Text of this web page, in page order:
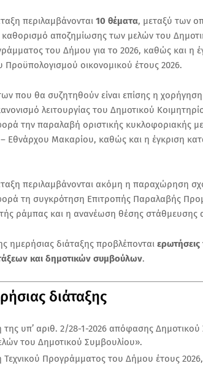
περιλαμβάνονται 10 θέματα, μεταξύ των
αποζημίωσης των μελών του
του Δήμου για το 2026, καθώς και η
οικονομικού έτους 2026.
που θα συζητηθούν είναι επίσης η
λειτουργίας του Δημοτικού
την παραλαβή οριστικής κυκλοφοριακής
Εθνάρχου Μακαρίου, καθώς και η έγκριση
περιλαμβάνονται ακόμη η παραχώρηση
τη συγκρότηση Επιτροπής Παραλαβής
ράμπας και η ανανέωση θέσης στάθμευσης
ημερήσιας διάταξης προβλέπονται ερωτήσεις
και δημοτικών συμβούλων.
διάταξης
υπ’ αριθ. 2/28-1-2026 απόφασης
του Δημοτικού Συμβουλίου».
Προγράμματος του Δήμου έτους